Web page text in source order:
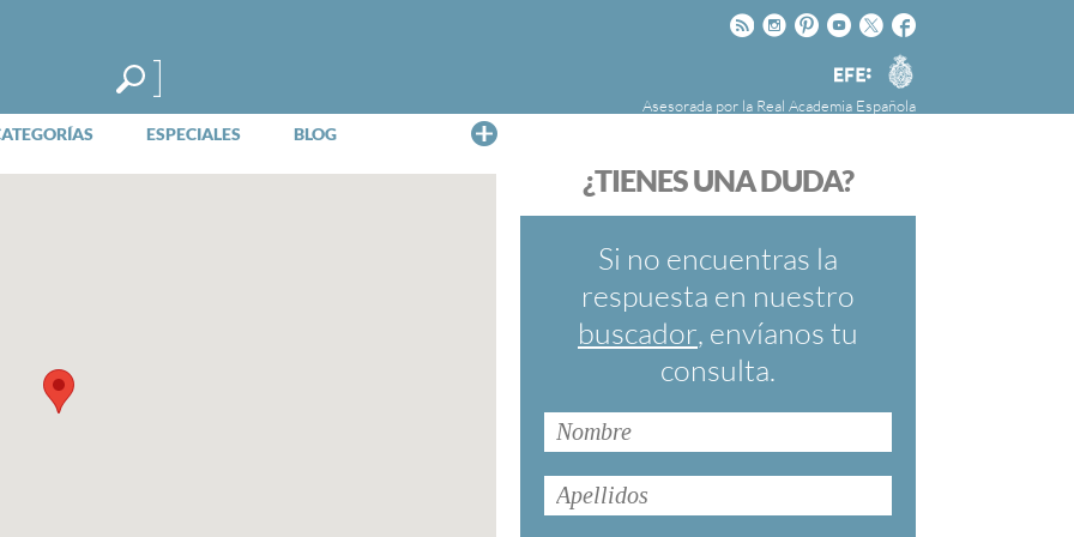
Facebook
Twitter
Youtube
Pinteres
Instagram
Rss
Agencia
EFE
Asesorada por la Real Academia Española
ESPECIALES BLOG
FundéuRAE es una fundación patrocinada por
cuyo objetivo es colaborar con el buen uso del
español en los medios de comunicación y en
Internet.
¿TIENES UNA DUDA?
Si no encuentras la
respuesta en nuestro
buscador, envíanos tu
consulta.